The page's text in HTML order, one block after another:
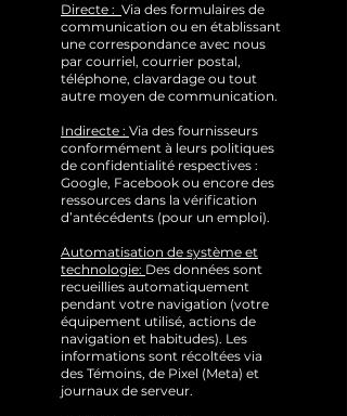
Directe : Via des formulaires de
communication ou en établissant
une correspondance avec nous
par courriel, courrier postal,
téléphone, clavardage ou tout
autre moyen de communication.
Indirecte : Via des fournisseurs
conformément à leurs politiques
de confidentialité respectives :
Google, Facebook ou encore des
ressources dans la vérification
d’antécédents (pour un emploi).
Automatisation de système et
technologie: Des données sont
recueillies automatiquement
pendant votre navigation (votre
équipement utilisé, actions de
navigation et habitudes). Les
informations sont récoltées via
des Témoins, de Pixel (Meta) et
journaux de serveur.